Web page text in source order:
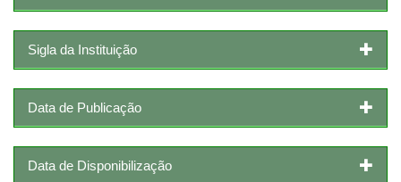
Sigla da Instituição
Data de Publicação
Data de Disponibilização